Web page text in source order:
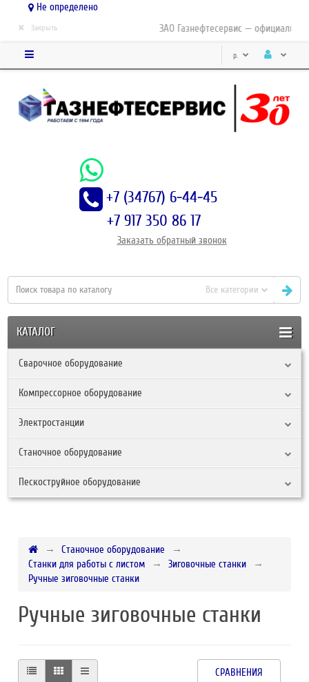
Не определено
ЗАО Газнефтесервис — официальный
× Закрыть
р.
+7 (34767) 6-44-45
+7 917 350 86 17
Заказать обратный звонок
Все категории
КАТАЛОГ
Сварочное оборудование
Компрессорное оборудование
Электростанции
Станочное оборудование
Пескоструйное оборудование
Станочное оборудование
Станки для работы с листом
Зиговочные станки
Ручные зиговочные станки
Ручные зиговочные станки
СРАВНЕНИЯ